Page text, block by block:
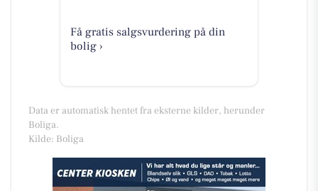
Få gratis salgsvurdering på din
bolig ›
Data er automatisk hentet fra eksterne kilder, herunder
Boliga.
Kilde: Boliga